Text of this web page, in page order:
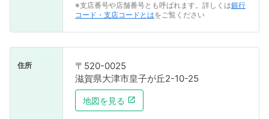
※支店番号や店舗番号とも呼ばれます。詳しくは銀行
コード・支店コードとはをご覧ください
住所
〒520-0025
滋賀県大津市皇子が丘2-10-25
地図を見る